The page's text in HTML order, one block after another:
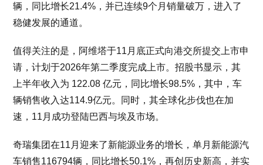
辆，同比增长21.4%，并已连续9个月销量破万，进入了
稳健发展的通道。
值得关注的是，阿维塔于11月底正式向港交所提交上市申
请，计划于2026年第二季度完成上市。招股书显示，其
上半年收入为 122.08 亿元，同比增长98.5%，其中，车
辆销售收入达114.9亿元。同时，其全球化步伐也在加
速，11月成功登陆巴西与埃及市场。
奇瑞集团在11月迎来了新能源业务的增长，单月新能源汽
车销售116794辆，同比增长50.1%，再创历史新高，并实